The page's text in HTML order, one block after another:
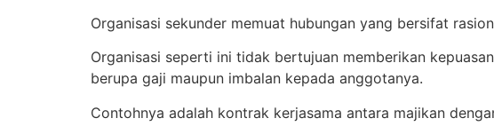
Organisasi sekunder memuat hubungan yang bersifat
Organisasi seperti ini tidak bertujuan memberikan
berupa gaji maupun imbalan kepada anggotanya.
Contohnya adalah kontrak kerjasama antara majikan